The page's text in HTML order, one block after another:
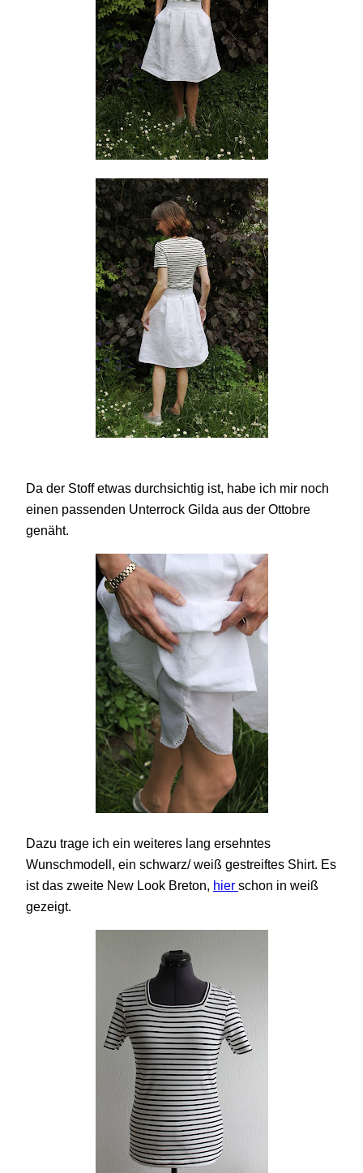
Da der Stoff etwas durchsichtig ist, habe ich mir noch
einen passenden Unterrock Gilda aus der Ottobre
genäht.
Dazu trage ich ein weiteres lang ersehntes
Wunschmodell, ein schwarz/ weiß gestreiftes Shirt. Es
ist das zweite New Look Breton, hier schon in weiß
gezeigt.